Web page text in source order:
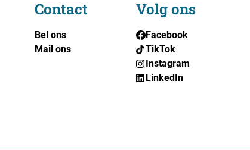
Contact
Bel ons
Mail ons
Volg ons
Facebook
TikTok
Instagram
LinkedIn